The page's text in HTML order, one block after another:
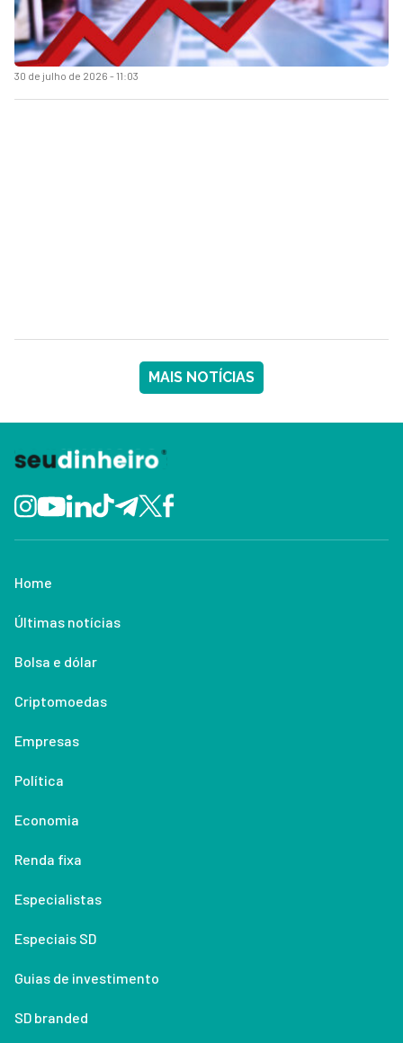
30 de julho de 2026 - 11:03
MAIS NOTÍCIAS
Home
Últimas notícias
Bolsa e dólar
Criptomoedas
Empresas
Política
Economia
Renda fixa
Especialistas
Especiais SD
Guias de investimento
SD branded